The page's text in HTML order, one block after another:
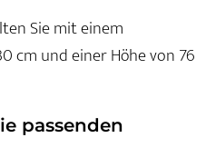
Sie mit einem
cm und einer Höhe von 76
passenden